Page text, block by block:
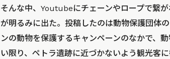
そんな中、Youtubeにチェーンやロープで繋
が明るみに出た。投稿したのは動物保護団体
ンの動物を保護するキャンペーンのなかで、
い限り、ペトラ遺跡に近づかないよう観光客に